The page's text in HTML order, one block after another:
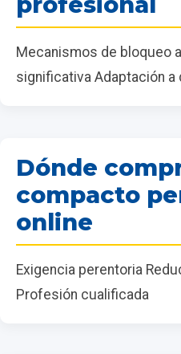
Mecanismos de bloqueo
significativa Adaptación
Dónde
compacto
online
Exigencia perentoria
Profesión cualificada